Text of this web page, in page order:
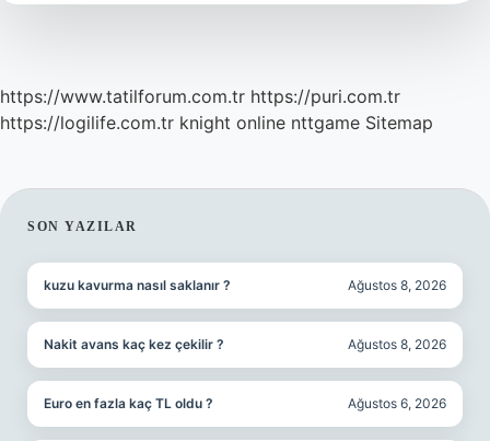
https://www.tatilforum.com.tr https://puri.com.tr
https://logilife.com.tr knight online nttgame Sitemap
SIDEBAR
SON YAZILAR
kuzu kavurma nasıl saklanır ? Ağustos 8, 2026
Nakit avans kaç kez çekilir ? Ağustos 8, 2026
Euro en fazla kaç TL oldu ? Ağustos 6, 2026